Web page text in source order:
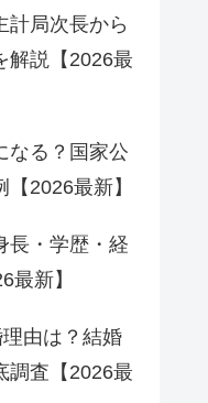
計局次長から
解説【2026最
なる？国家公
2026最新】
長・学歴・経
最新】
由は？結婚
調査【2026最